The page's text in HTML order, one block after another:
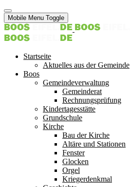
Mobile Menu Toggle
Startseite
Aktuelles aus der Gemeinde
Boos
Gemeindeverwaltung
Gemeinderat
Rechnungsprüfung
Kindertagesstätte
Grundschule
Kirche
Bau der Kirche
Altäre und Stationen
Fenster
Glocken
Orgel
Kriegerdenkmal